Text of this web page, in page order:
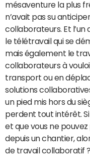
mésaventure la plus
n’avait pas su
collaborateurs. Et l’un
le télétravail qui se
mais également le
collaborateurs à
transport ou en
solutions
un pied mis hors du
perdent tout intérêt.
et que vous ne
depuis un chantier,
de travail collaboratif ?